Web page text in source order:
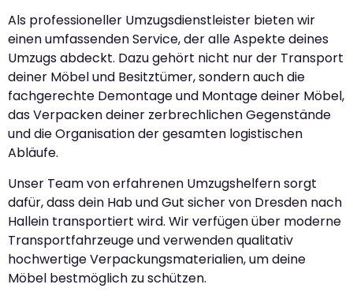
Als professioneller Umzugsdienstleister bieten wir
einen umfassenden Service, der alle Aspekte deines
Umzugs abdeckt. Dazu gehört nicht nur der Transport
deiner Möbel und Besitztümer, sondern auch die
fachgerechte Demontage und Montage deiner Möbel,
das Verpacken deiner zerbrechlichen Gegenstände
und die Organisation der gesamten logistischen
Abläufe.
Unser Team von erfahrenen Umzugshelfern sorgt
dafür, dass dein Hab und Gut sicher von Dresden nach
Hallein transportiert wird. Wir verfügen über moderne
Transportfahrzeuge und verwenden qualitativ
hochwertige Verpackungsmaterialien, um deine
Möbel bestmöglich zu schützen.